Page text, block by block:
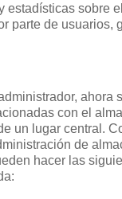
estadísticas sobre
parte de usuarios,
ahora
con el
un lugar central.
de
hacer las